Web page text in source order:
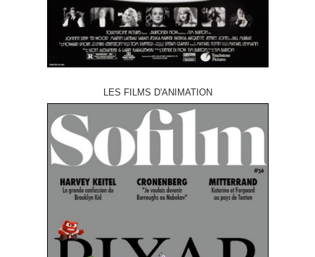
LES FILMS D'ANIMATION